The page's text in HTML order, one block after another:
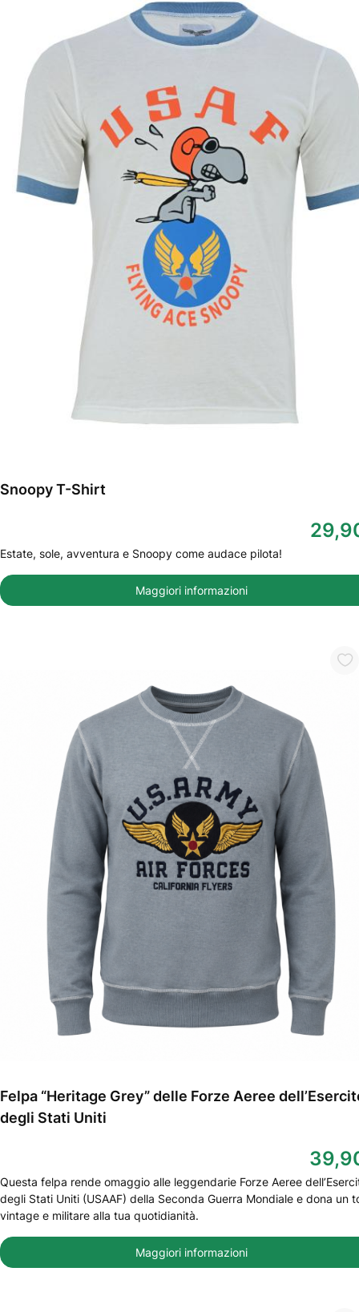
Snoopy T-Shirt
Estate, sole, avventura e Snoopy come audace pilota!
Maggiori informazioni
Felpa “Heritage Grey” delle Forze Aeree
degli Stati Uniti
Questa felpa rende omaggio alle leggendarie Forze Aeree
degli Stati Uniti (USAAF) della Seconda Guerra Mondiale e dona un
vintage e militare alla tua quotidianità.
Maggiori informazioni